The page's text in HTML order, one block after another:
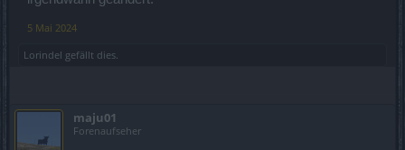
5 Mai 2024
Lorindel gefällt dies.
maju01
Forenaufseher